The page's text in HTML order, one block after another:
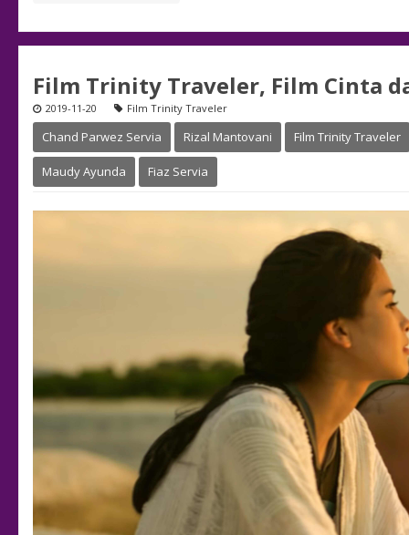
Film Trinity Traveler, Film Cinta
2019-11-20 Film Trinity Traveler
Chand Parwez Servia Rizal Mantovani Film Trinity Traveler
Maudy Ayunda Fiaz Servia